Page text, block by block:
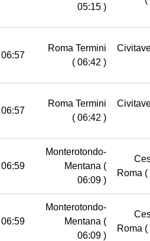
05:15 )
06:57
Roma Termini
( 06:42 )
06:57
Roma Termini
( 06:42 )
06:59
Monterotondo-
Mentana (
06:09 )
Roma (
06:59
Monterotondo-
Mentana (
06:09 )
Roma (